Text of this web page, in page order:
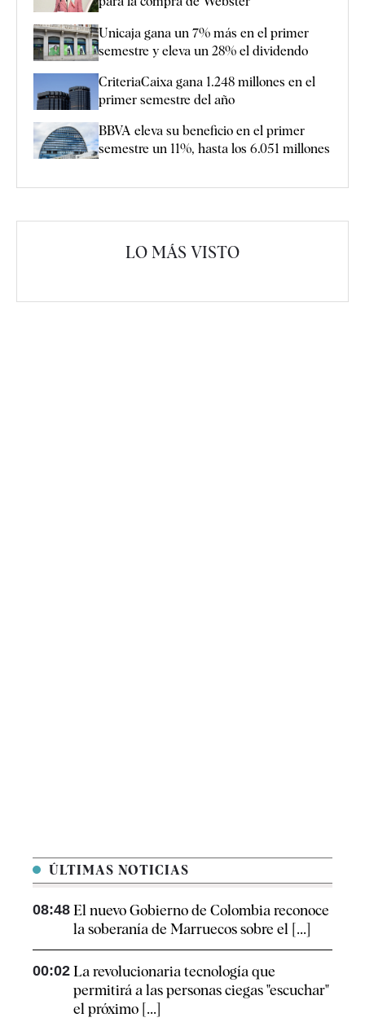
Unicaja gana un 7% más en el primer
semestre y eleva un 28% el dividendo
CriteriaCaixa gana 1.248 millones en el
primer semestre del año
BBVA eleva su beneficio en el primer
semestre un 11%, hasta los 6.051 millones
LO MÁS VISTO
ÚLTIMAS NOTICIAS
08:48 El nuevo Gobierno de Colombia reconoce
la soberanía de Marruecos sobre el [...]
00:02 La revolucionaria tecnología que
permitirá a las personas ciegas "escuchar"
el próximo [...]